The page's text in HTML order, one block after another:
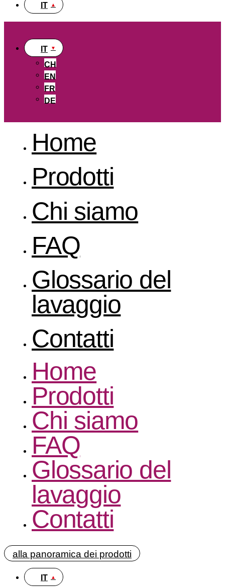
IT
IT
CH
EN
FR
DE
Home
Prodotti
Chi siamo
FAQ
Glossario del
lavaggio
Contatti
Home
Prodotti
Chi siamo
FAQ
Glossario del
lavaggio
Contatti
alla panoramica dei prodotti
IT